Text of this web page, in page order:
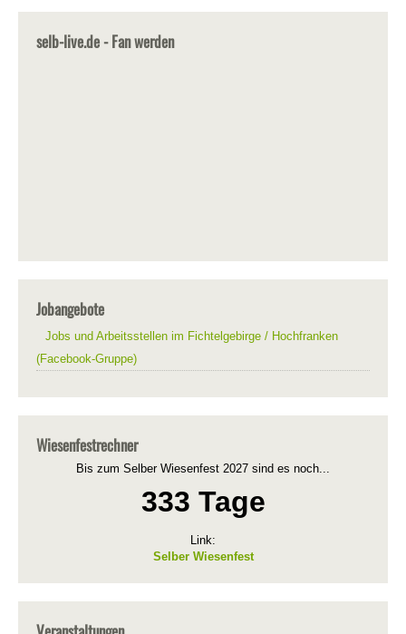
selb-live.de - Fan werden
Jobangebote
Jobs und Arbeitsstellen im Fichtelgebirge / Hochfranken
(Facebook-Gruppe)
Wiesenfestrechner
Bis zum Selber Wiesenfest 2027 sind es noch...
333 Tage
Link:
Selber Wiesenfest